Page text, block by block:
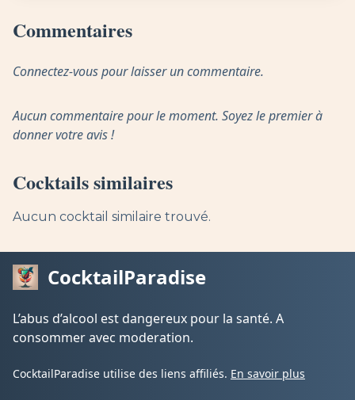
Commentaires
Connectez-vous pour laisser un commentaire.
Aucun commentaire pour le moment. Soyez le premier à
donner votre avis !
Cocktails similaires
Aucun cocktail similaire trouvé.
CocktailParadise
L’abus d’alcool est dangereux pour la santé. A
consommer avec moderation.
CocktailParadise utilise des liens affiliés. En savoir plus